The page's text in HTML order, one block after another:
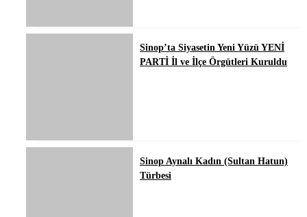
Sinop’ta Siyasetin Yeni Yüzü YENİ
PARTİ İl ve İlçe Örgütleri Kuruldu
Sinop Aynalı Kadın (Sultan Hatun)
Türbesi